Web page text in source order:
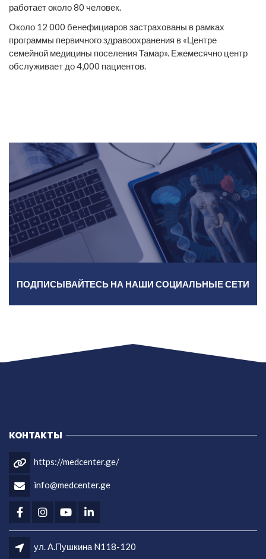
работает около 80 человек.
Около 12 000 бенефициаров застрахованы в рамках
программы первичного здравоохранения в «Центре
семейной медицины поселения Тамар». Ежемесячно центр
обслуживает до 4,000 пациентов.
ПОДПИСЫВАЙТЕСЬ НА НАШИ СОЦИАЛЬНЫЕ СЕТИ
КОНТАКТЫ
https://medcenter.ge/
info@medcenter.ge
ул. А.Пушкина N118-120